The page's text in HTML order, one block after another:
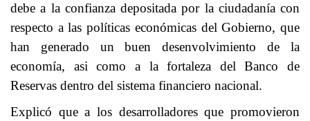
debe a la confianza depositada por la ciudadanía con
respecto a las políticas económicas del Gobierno, que
han generado un buen desenvolvimiento de la
economía, asi como a la fortaleza del Banco de
Reservas dentro del sistema financiero nacional.
Explicó que a los desarrolladores que promovieron